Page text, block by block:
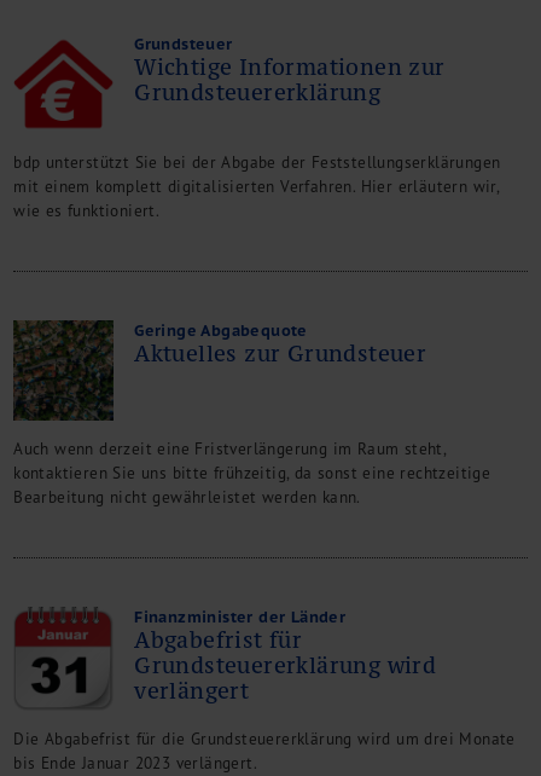
Grundsteuer
Wichtige Informationen zur
Grundsteuererklärung
bdp unterstützt Sie bei der Abgabe der Feststellungserklärungen
mit einem komplett digitalisierten Verfahren. Hier erläutern wir,
wie es funktioniert.
Geringe Abgabequote
Aktuelles zur Grundsteuer
Auch wenn derzeit eine Fristverlängerung im Raum steht,
kontaktieren Sie uns bitte frühzeitig, da sonst eine rechtzeitige
Bearbeitung nicht gewährleistet werden kann.
Finanzminister der Länder
Abgabefrist für
Grundsteuererklärung wird
verlängert
Die Abgabefrist für die Grundsteuererklärung wird um drei Monate
bis Ende Januar 2023 verlängert.